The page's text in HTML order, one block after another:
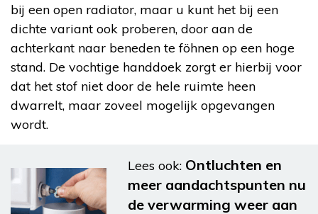
bij een open radiator, maar u kunt het bij een
dichte variant ook proberen, door aan de
achterkant naar beneden te föhnen op een hoge
stand. De vochtige handdoek zorgt er hierbij voor
dat het stof niet door de hele ruimte heen
dwarrelt, maar zoveel mogelijk opgevangen
wordt.
Lees ook: Ontluchten en
meer aandachtspunten nu
de verwarming weer aan